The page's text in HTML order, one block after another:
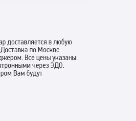
доставляется в любую
по Москве
Все цены указаны
через ЭДО.
Вам будут